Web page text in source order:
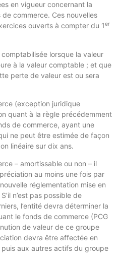
en vigueur concernant la
commerce. Ces nouvelles
ouverts à compter du 1er
lorsque la valeur
à la valeur comptable ; et que
perte de valeur est ou sera
(exception juridique
quant à la règle précédemment
de commerce, ayant une
ne peut être estimée de façon
linéaire sur dix ans.
– amortissable ou non – il
au moins une fois par
réglementation mise en
n’est pas possible de
l’entité devra déterminer la
le fonds de commerce (PCG
de valeur de ce groupe
devra être affectée en
aux autres actifs du groupe